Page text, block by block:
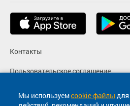
Мы используемcookie-файлы
Контакты
Пользовательское соглашение
Политика конфиденциальности